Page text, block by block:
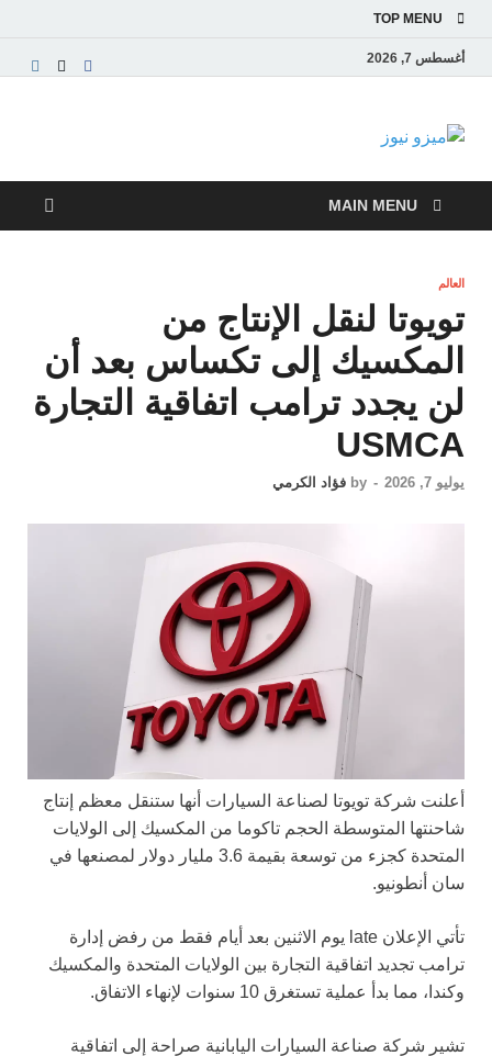
TOP MENU
أغسطس 7, 2026
ميزو نيوز
والاقتصادية
MAIN MENU
العالم
تويوتا لنقل الإنتاج من
المكسيك إلى تكساس بعد أن
لن يجدد ترامب اتفاقية التجارة
USMCA
يوليو 7, 2026 -
by فؤاد الكرمي
أعلنت شركة تويوتا لصناعة السيارات أنها ستنقل معظم إنتاج
شاحنتها المتوسطة الحجم تاكوما من المكسيك إلى الولايات
المتحدة كجزء من توسعة بقيمة 3.6 مليار دولار لمصنعها في
سان أنطونيو.
تأتي الإعلان late يوم الاثنين بعد أيام فقط من رفض إدارة
ترامب تجديد اتفاقية التجارة بين الولايات المتحدة والمكسيك
وكندا، مما بدأ عملية تستغرق 10 سنوات لإنهاء الاتفاق.
تشير شركة صناعة السيارات اليابانية صراحة إلى اتفاقية